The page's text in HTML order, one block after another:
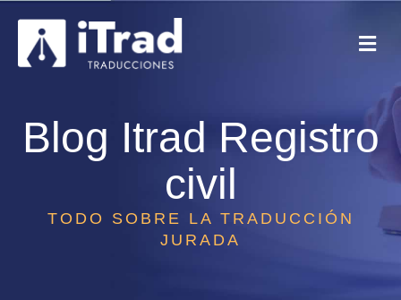
Blog Itrad Registro
civil
TODO SOBRE LA TRADUCCIÓN
JURADA